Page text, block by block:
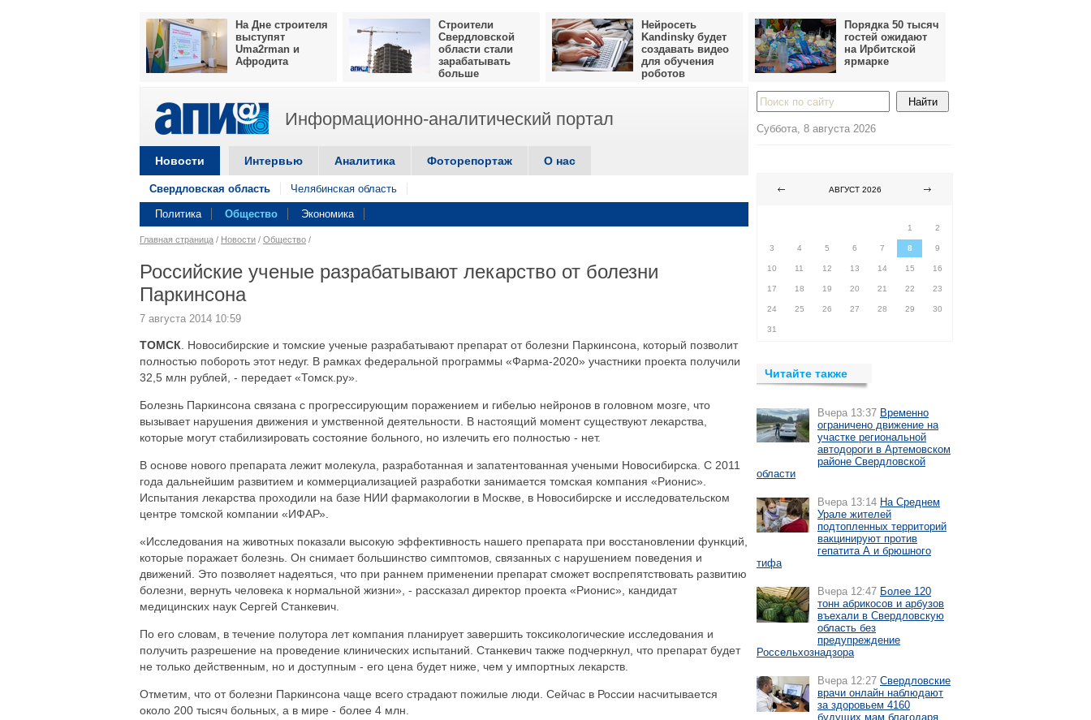
На Дне строителя
выступят
Uma2rman и
Афродита
Строители
Свердловской
области стали
зарабатывать
больше
Нейросеть
Kandinsky будет
создавать видео
для обучения
роботов
Порядка 50 тысяч
гостей ожидают
на Ирбитской
ярмарке
Информационно-аналитический портал
Новости Интервью Аналитика Фоторепортаж О нас
Свердловская область Челябинская область
Политика Общество Экономика
Главная страница / Новости / Общество /
Российские ученые разрабатывают лекарство от болезни
Паркинсона
7 августа 2014 10:59
ТОМСК . Новосибирские и томские ученые разрабатывают препарат от болезни Паркинсона, который позволит
полностью побороть этот недуг. В рамках федеральной программы «Фарма-2020» участники проекта получили
32,5 млн рублей, - передает «Томск.ру».
Болезнь Паркинсона связана с прогрессирующим поражением и гибелью нейронов в головном мозге, что
вызывает нарушения движения и умственной деятельности. В настоящий момент существуют лекарства,
которые могут стабилизировать состояние больного, но излечить его полностью - нет.
В основе нового препарата лежит молекула, разработанная и запатентованная учеными Новосибирска. С 2011
года дальнейшим развитием и коммерциализацией разработки занимается томская компания «Рионис».
Испытания лекарства проходили на базе НИИ фармакологии в Москве, в Новосибирске и исследовательском
центре томской компании «ИФАР».
«Исследования на животных показали высокую эффективность нашего препарата при восстановлении функций,
которые поражает болезнь. Он снимает большинство симптомов, связанных с нарушением поведения и
движений. Это позволяет надеяться, что при раннем применении препарат сможет воспрепятствовать развитию
болезни, вернуть человека к нормальной жизни», - рассказал директор проекта «Рионис», кандидат
медицинских наук Сергей Станкевич.
По его словам, в течение полутора лет компания планирует завершить токсикологические исследования и
получить разрешение на проведение клинических испытаний. Станкевич также подчеркнул, что препарат будет
не только действенным, но и доступным - его цена будет ниже, чем у импортных лекарств.
Отметим, что от болезни Паркинсона чаще всего страдают пожилые люди. Сейчас в России насчитывается
около 200 тысяч больных, а в мире - более 4 млн.
Суббота, 8 августа 2026
АВГУСТ 2026
1
2
3 4 5 6 7 8 9
10 11 12 13 14 15 16
17 18 19 20 21 22 23
24 25 26 27 28 29 30
31
Читайте также
Вчера 13:37 Временно
ограничено движение на
участке региональной
автодороги в Артемовском
районе Свердловской
области
Вчера 13:14 На Среднем
Урале жителей
подтопленных территорий
вакцинируют против
гепатита А и брюшного
тифа
Вчера 12:47 Более 120
тонн абрикосов и арбузов
въехали в Свердловскую
область без
предупреждение
Россельхознадзора
Вчера 12:27 Свердловские
врачи онлайн наблюдают
за здоровьем 4160
будущих мам благодаря